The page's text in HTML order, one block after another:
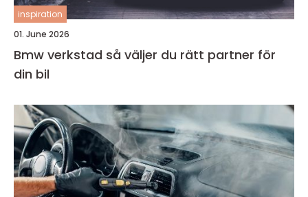
inspiration
01. June 2026
Bmw verkstad så väljer du rätt partner för
din bil